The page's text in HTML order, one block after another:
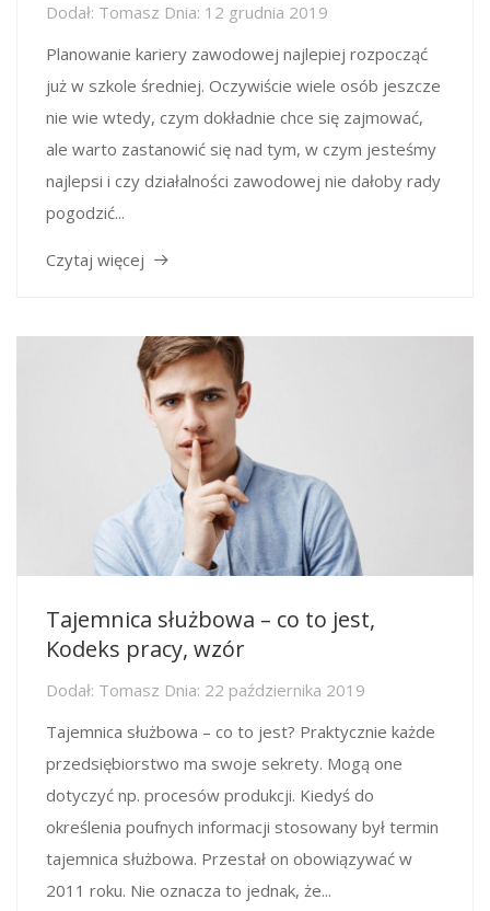
Dodał: Tomasz Dnia: 12 grudnia 2019
Planowanie kariery zawodowej najlepiej rozpocząć
już w szkole średniej. Oczywiście wiele osób jeszcze
nie wie wtedy, czym dokładnie chce się zajmować,
ale warto zastanowić się nad tym, w czym jesteśmy
najlepsi i czy działalności zawodowej nie dałoby rady
pogodzić...
Czytaj więcej
Tajemnica służbowa – co to jest,
Kodeks pracy, wzór
Dodał: Tomasz Dnia: 22 października 2019
Tajemnica służbowa – co to jest? Praktycznie każde
przedsiębiorstwo ma swoje sekrety. Mogą one
dotyczyć np. procesów produkcji. Kiedyś do
określenia poufnych informacji stosowany był termin
tajemnica służbowa. Przestał on obowiązywać w
2011 roku. Nie oznacza to jednak, że...